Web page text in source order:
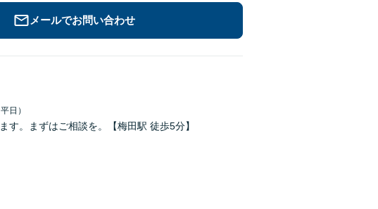
メールでお問い合わせ
日）
す。まずはご相談を。【梅田駅 徒歩5分】